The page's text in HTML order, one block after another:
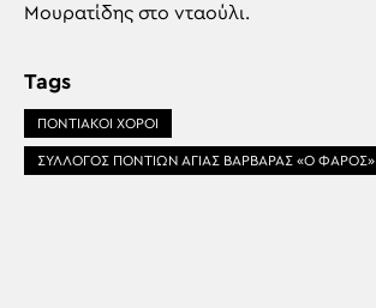
Μουρατίδης στο νταούλι.
Tags
ΠΟΝΤΙΑΚΟΙ ΧΟΡΟΙ
ΣΥΛΛΟΓΟΣ ΠΟΝΤΙΩΝ ΑΓΙΑΣ ΒΑΡΒΑΡΑΣ «Ο ΦΑΡΟΣ»